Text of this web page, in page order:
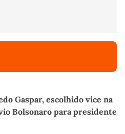
Gaspar, escolhido vice na
Bolsonaro para presidente